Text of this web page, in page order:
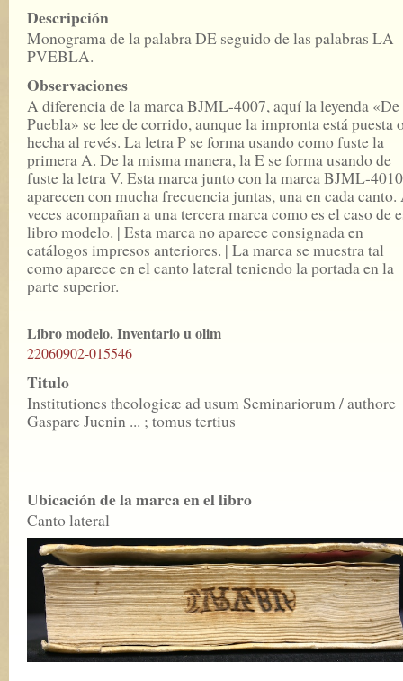
Descripción
Monograma de la palabra DE seguido de las palabras LA
PVEBLA.
Observaciones
A diferencia de la marca BJML-4007, aquí la leyenda
Puebla» se lee de corrido, aunque la impronta está puesta
hecha al revés. La letra P se forma usando como fuste la
primera A. De la misma manera, la E se forma usando de
fuste la letra V. Esta marca junto con la marca BJML-4010
aparecen con mucha frecuencia juntas, una en cada canto.
veces acompañan a una tercera marca como es el caso de
libro modelo. | Esta marca no aparece consignada en
catálogos impresos anteriores. | La marca se muestra tal
como aparece en el canto lateral teniendo la portada en la
parte superior.
Libro modelo. Inventario u olim
22060902-015546
Titulo
Institutiones theologicæ ad usum Seminariorum / authore
Gaspare Juenin ... ; tomus tertius
Ubicación de la marca en el libro
Canto lateral